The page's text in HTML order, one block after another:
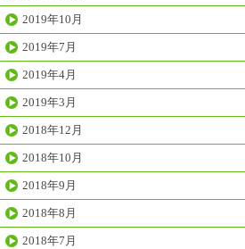
2019年10月
2019年7月
2019年4月
2019年3月
2018年12月
2018年10月
2018年9月
2018年8月
2018年7月